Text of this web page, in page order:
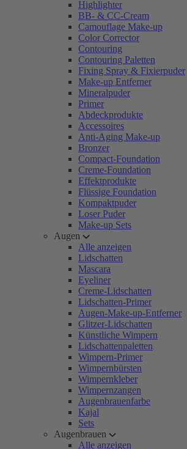
Highlighter
BB- & CC-Cream
Camouflage Make-up
Color Corrector
Contouring
Contouring Paletten
Fixing Spray & Fixierpuder
Make-up Entferner
Mineralpuder
Primer
Abdeckprodukte
Accessoires
Anti-Aging Make-up
Bronzer
Compact-Foundation
Creme-Foundation
Effektprodukte
Flüssige Foundation
Kompaktpuder
Loser Puder
Make-up Sets
Augen
Alle anzeigen
Lidschatten
Mascara
Eyeliner
Creme-Lidschatten
Lidschatten-Primer
Augen-Make-up-Entferner
Glitzer-Lidschatten
Künstliche Wimpern
Lidschattenpaletten
Wimpern-Primer
Wimpernbürsten
Wimpernkleber
Wimpernzangen
Augenbrauenfarbe
Kajal
Sets
Augenbrauen
Alle anzeigen